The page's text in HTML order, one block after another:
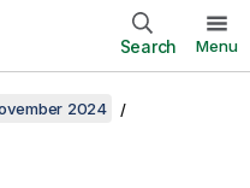
Search Menu
2024